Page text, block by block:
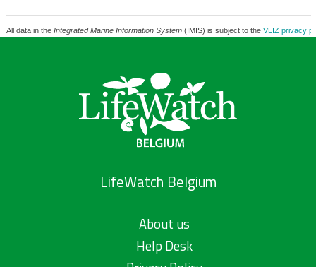
All data in the Integrated Marine Information System(IMIS) is subject to the VLIZ privacy
LifeWatch Belgium
About us
Help Desk